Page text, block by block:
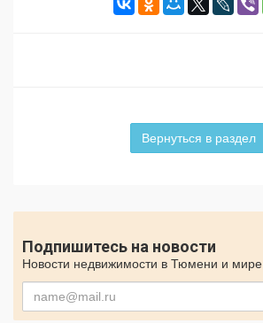
Вернуться в раздел
Подпишитесь на новости
Новости недвижимости в Тюмени и мире